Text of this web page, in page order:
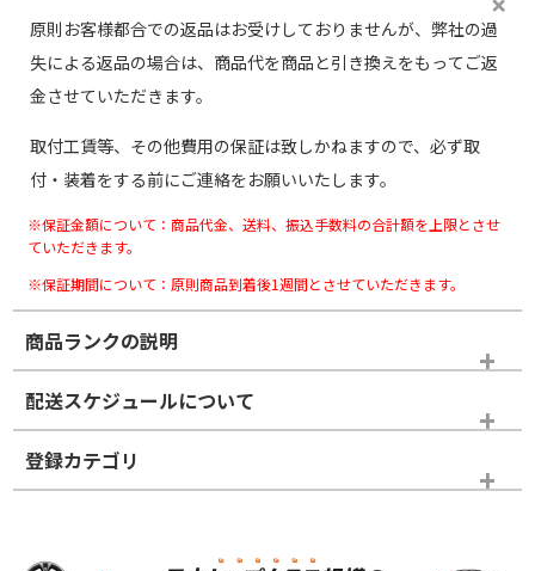
原則お客様都合での返品はお受けしておりませんが、弊社の過
失による返品の場合は、商品代を商品と引き換えをもってご返
金させていただきます。
取付工賃等、その他費用の保証は致しかねますので、必ず取
付・装着をする前にご連絡をお願いいたします。
※保証金額について：商品代金、送料、振込手数料の合計額を上限とさせ
ていただきます。
※保証期間について：原則商品到着後1週間とさせていただきます。
商品ランクの説明
※商品ランクは出品者の主観により判断しておりますので、あら
かじめご了承ください。
ホイールランク
配送スケジュールについて
登録カテゴリ
スタッドレスタイヤのみ